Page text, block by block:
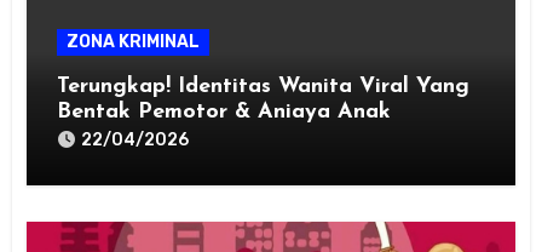
ZONA KRIMINAL
Terungkap! Identitas Wanita Viral Yang
Bentak Pemotor & Aniaya Anak
22/04/2026